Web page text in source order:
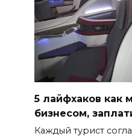
5 лайфхаков как
бизнесом,
Каждый турист